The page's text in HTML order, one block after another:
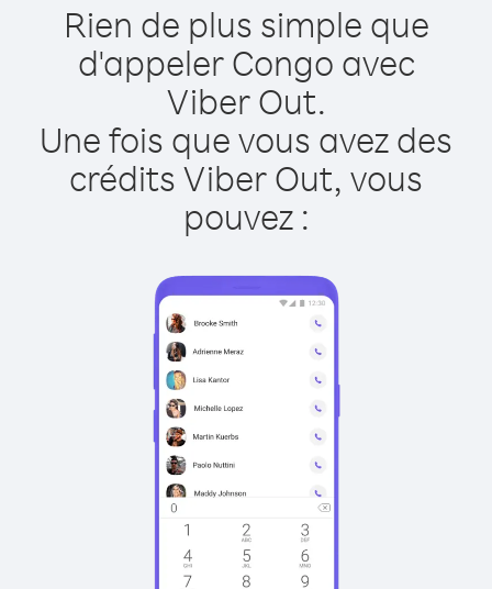
Rien de plus simple que
d'appeler Congo avec
Viber Out.
Une fois que vous avez des
crédits Viber Out, vous
pouvez :